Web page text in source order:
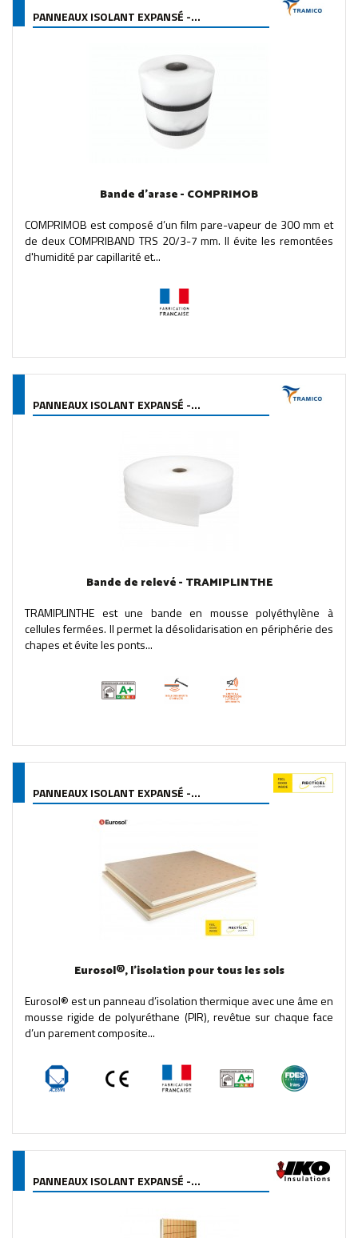
PANNEAUX ISOLANT EXPANSÉ -...
Bande d'arase - COMPRIMOB
COMPRIMOB est composé d’un film pare-vapeur de 300 mm et
de deux COMPRIBAND TRS 20/3-7 mm. Il évite les remontées
d'humidité par capillarité et...
PANNEAUX ISOLANT EXPANSÉ -...
Bande de relevé - TRAMIPLINTHE
TRAMIPLINTHE est une bande en mousse polyéthylène à
cellules fermées. Il permet la désolidarisation en périphérie des
chapes et évite les ponts...
PANNEAUX ISOLANT EXPANSÉ -...
Eurosol®, l’isolation pour tous les sols
Eurosol® est un panneau d’isolation thermique avec une âme en
mousse rigide de polyuréthane (PIR), revêtue sur chaque face
d’un parement composite...
PANNEAUX ISOLANT EXPANSÉ -...